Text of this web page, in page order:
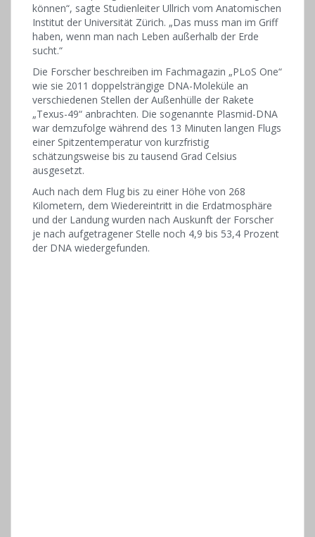
können“, sagte Studienleiter Ullrich vom Anatomischen
Institut der Universität Zürich. „Das muss man im Griff
haben, wenn man nach Leben außerhalb der Erde
sucht.“
Die Forscher beschreiben im Fachmagazin „PLoS One“
wie sie 2011 doppelsträngige DNA-Moleküle an
verschiedenen Stellen der Außenhülle der Rakete
„Texus-49“ anbrachten. Die sogenannte Plasmid-DNA
war demzufolge während des 13 Minuten langen Flugs
einer Spitzentemperatur von kurzfristig
schätzungsweise bis zu tausend Grad Celsius
ausgesetzt.
Auch nach dem Flug bis zu einer Höhe von 268
Kilometern, dem Wiedereintritt in die Erdatmosphäre
und der Landung wurden nach Auskunft der Forscher
je nach aufgetragener Stelle noch 4,9 bis 53,4 Prozent
der DNA wiedergefunden.